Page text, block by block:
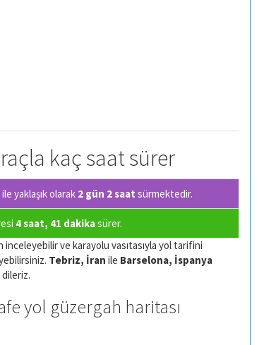
kaç saat sürer
yaklaşık olarak 2 gün 2 saat sürmektedir.
4 saat, 41 dakikasürer.
inceleyebilir ve karayolu vasıtasıyla yol tarifini
Tebriz, İran ile Barselona, İspanya
dileriz.
yol güzergah haritası